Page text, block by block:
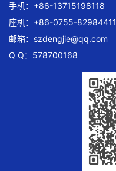
手机：+86-13715198118
座机：+86-0755-82984411
邮箱： szdengjie@qq.com
Q Q：578700168